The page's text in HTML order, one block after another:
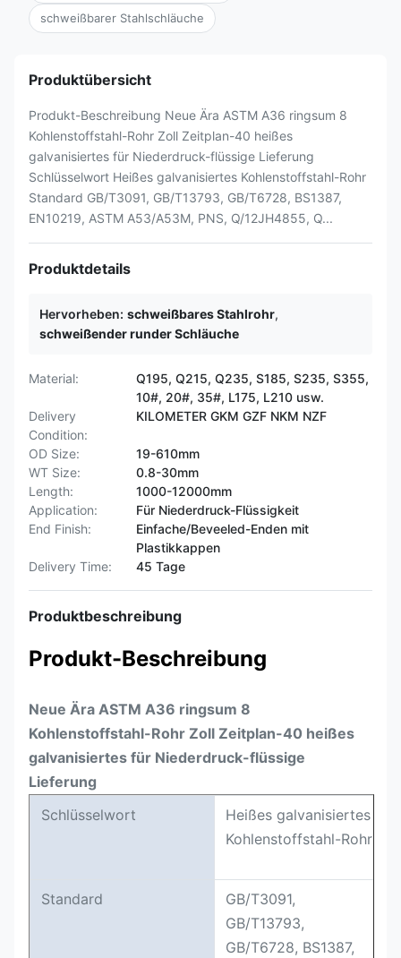
schweißbarer Stahlschläuche
Produktübersicht
Produkt-Beschreibung Neue Ära ASTM A36 ringsum 8
Kohlenstoffstahl-Rohr Zoll Zeitplan-40 heißes
galvanisiertes für Niederdruck-flüssige Lieferung
Schlüsselwort Heißes galvanisiertes Kohlenstoffstahl-Rohr
Standard GB/T3091, GB/T13793, GB/T6728, BS1387,
EN10219, ASTM A53/A53M, PNS, Q/12JH4855, Q...
Produktdetails
Hervorheben: schweißbares Stahlrohr,
schweißender runder Schläuche
Material:
Q195, Q215, Q235, S185, S235, S355,
10#, 20#, 35#, L175, L210 usw.
Delivery
Condition:
KILOMETER GKM GZF NKM NZF
OD Size:
19-610mm
WT Size:
0.8-30mm
Length:
1000-12000mm
Application:
Für Niederdruck-Flüssigkeit
End Finish:
Einfache/Beveeled-Enden mit
Plastikkappen
Delivery Time:
45 Tage
Produktbeschreibung
Produkt-Beschreibung
Neue Ära ASTM A36 ringsum 8
Kohlenstoffstahl-Rohr Zoll Zeitplan-40 heißes
galvanisiertes für Niederdruck-flüssige
Lieferung
Schlüsselwort
Heißes galvanisiertes
Kohlenstoffstahl-Rohr
Standard
GB/T3091,
GB/T13793,
GB/T6728, BS1387,